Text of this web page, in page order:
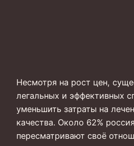
Несмотря на рост цен,
легальных и эффективных
уменьшить затраты на
качества. Около 62%
пересматривают своё